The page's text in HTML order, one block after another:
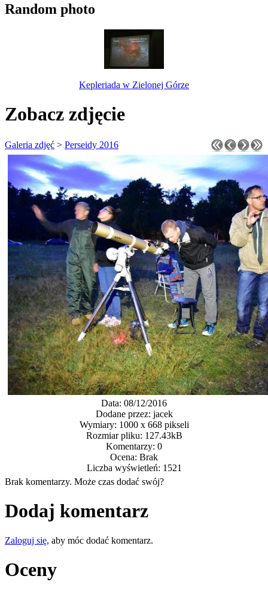
Random photo
Kepleriada w Zielonej Górze
Zobacz zdjęcie
Galeria zdjęć > Perseidy 2016
Data: 08/12/2016
Dodane przez: jacek
Wymiary: 1000 x 668 pikseli
Rozmiar pliku: 127.43kB
Komentarzy: 0
Ocena: Brak
Liczba wyświetleń: 1521
Brak komentarzy. Może czas dodać swój?
Dodaj komentarz
Zaloguj się, aby móc dodać komentarz.
Oceny